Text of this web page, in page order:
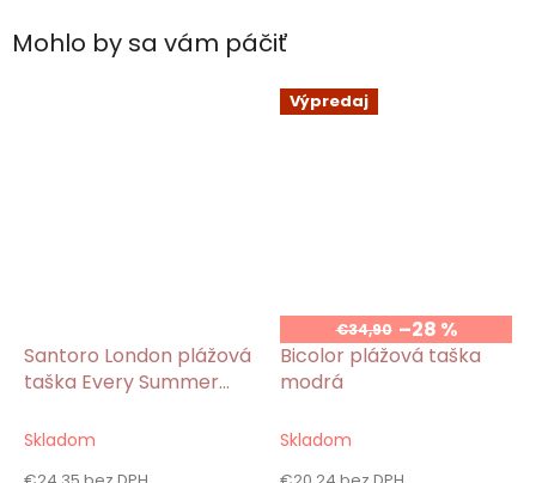
Mohlo by sa vám páčiť
Santoro London plážová
taška Every Summer
Skladom
Výpredaj
€34,90 –28 %
Bicolor plážová taška
modrá
Skladom